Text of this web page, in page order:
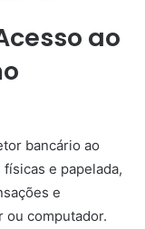
ao
bancário ao
e papelada,
e
ou computador.